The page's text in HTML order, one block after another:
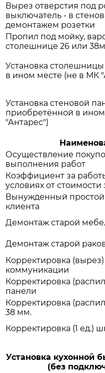
Вырез отверстия под
выключатель - в
демонтажем розетки
Пропил под мойку,
столешнице 26 или
Установка
в ином месте (не в МК
Установка стеновой
приобретённой в
"Антарес")
Осуществление
выполнения работ
Коэффициент за
условиях от стоимости
Вынужденный простой
клиента
Демонтаж старой
Демонтаж старой
Корректировка
коммуникации
Корректировка
панели
Корректировка
38 мм.
Корректировка (1 ед.)
Установка кухонной
(без